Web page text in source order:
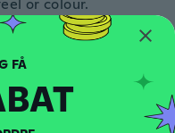
or colour.
· 13 overførsler